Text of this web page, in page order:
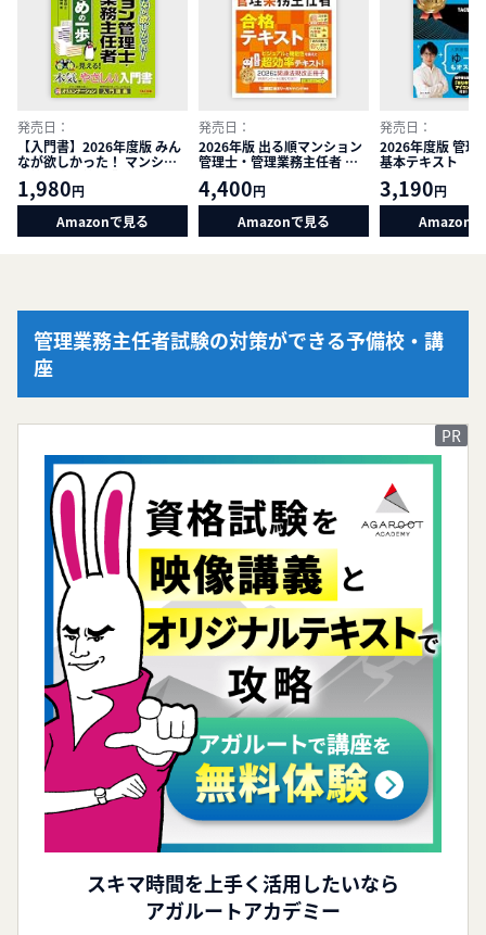
発売日：
【入門書】2026年度版 みん
なが欲しかった！ マンショ
合格へのはじめの一歩【わか
りやすさに特化/改正マンシ
ョン関連法等にも対応/学習
初心者向けテキスト】(TAC
1,980円
Amazonで見る
発売日：
2026年版 出る順マンション
管理士・管理業務主任者 合
ト式】 (出る順マン管・管業
シリーズ)
4,400円
Amazonで見る
発売日：
2026年度版 管理
基本テキスト
3,190円
Amazon
管理業務主任者試験の対策ができる予備校・講
座
スキマ時間を上手く活用したいなら
アガルートアカデミー